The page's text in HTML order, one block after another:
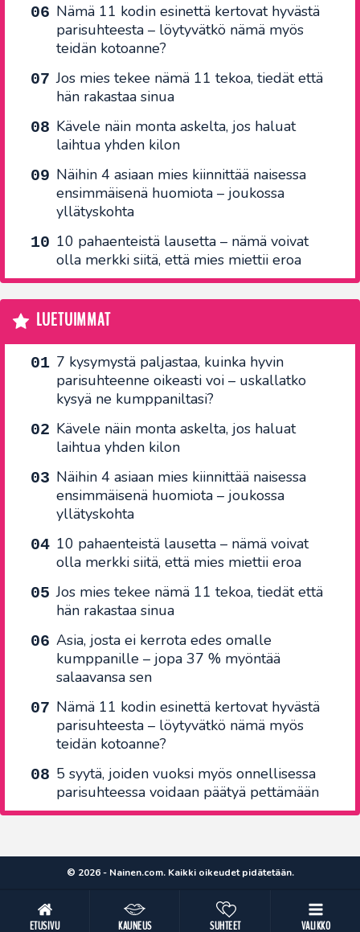
ETUSIVU KAUNEUS SUHTEET VALIKKO
Nämä 11 kodin esinettä kertovat hyvästä
parisuhteesta – löytyvätkö nämä myös
teidän kotoanne?
Jos mies tekee nämä 11 tekoa, tiedät että
hän rakastaa sinua
Kävele näin monta askelta, jos haluat
laihtua yhden kilon
Näihin 4 asiaan mies kiinnittää naisessa
ensimmäisenä huomiota – joukossa
yllätyskohta
10 pahaenteistä lausetta – nämä voivat
olla merkki siitä, että mies miettii eroa
LUETUIMMAT
7 kysymystä paljastaa, kuinka hyvin
parisuhteenne oikeasti voi – uskallatko
kysyä ne kumppaniltasi?
Kävele näin monta askelta, jos haluat
laihtua yhden kilon
Näihin 4 asiaan mies kiinnittää naisessa
ensimmäisenä huomiota – joukossa
yllätyskohta
10 pahaenteistä lausetta – nämä voivat
olla merkki siitä, että mies miettii eroa
Jos mies tekee nämä 11 tekoa, tiedät että
hän rakastaa sinua
Asia, josta ei kerrota edes omalle
kumppanille – jopa 37 % myöntää
salaavansa sen
Nämä 11 kodin esinettä kertovat hyvästä
parisuhteesta – löytyvätkö nämä myös
teidän kotoanne?
5 syytä, joiden vuoksi myös onnellisessa
parisuhteessa voidaan päätyä pettämään
© 2026 - Nainen.com. Kaikki oikeudet pidätetään.